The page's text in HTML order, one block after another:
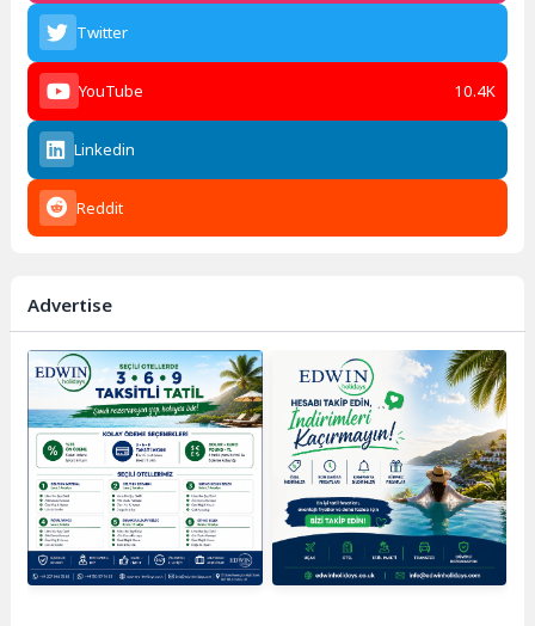
Twitter
YouTube 10.4K
Linkedin
Reddit
Advertise